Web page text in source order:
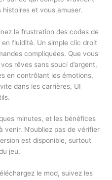
et vous amuser.
la frustration des codes de
fluidité. Un simple clic droit
compliquées. Que vous
rêves sans souci d’argent,
en contrôlant les émotions,
dans les carrières, UI
minutes, et les bénéfices
N’oubliez pas de vérifier
est disponible, surtout
jeu.
le mod, suivez les